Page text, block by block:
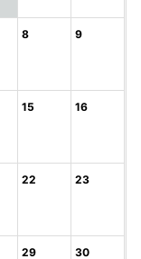
8 9
15 16
22 23
29 30